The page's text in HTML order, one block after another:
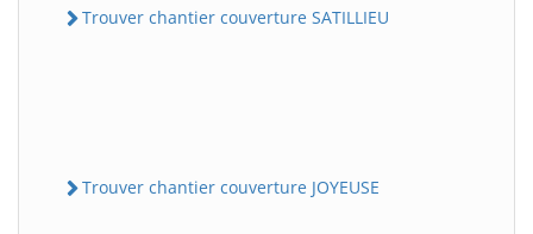
Trouver chantier couverture SATILLIEU
Trouver chantier couverture JOYEUSE